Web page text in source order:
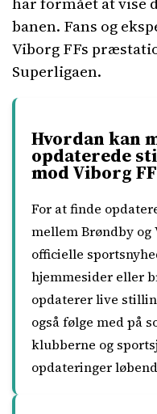
banen. Fans og
Viborg FFs
Superligaen.
Hvordan kan
opdaterede
mod Viborg
For at finde
mellem Brøndby og
officielle
hjemmesider eller
opdaterer live
også følge med på
klubberne og
opdateringer